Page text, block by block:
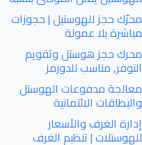
محرّك حجز للهوستيل | حجوزات
مباشرة بلا عمولة
محرك حجز هوستل وتقويم
التوفر, مناسب للدورمز
معالجة مدفوعات الهوستل
والبطاقات الائتمانية
إدارة الغرف والأسعار
للهوستلات | تنظيم الغرف